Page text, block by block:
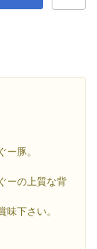
豚。
ーの上質な背
味下さい。